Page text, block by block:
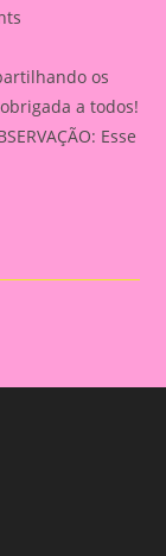
os
a todos!
Esse